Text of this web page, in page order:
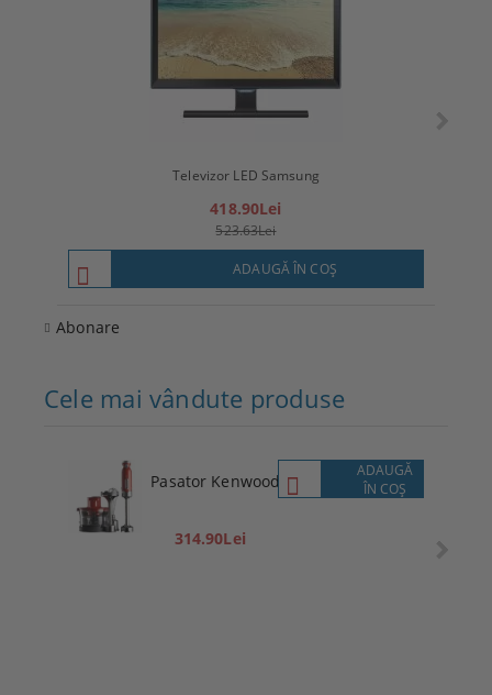
Televizor LED Samsung
418.90Lei
523.63Lei
ADAUGĂ ÎN COŞ
Abonare
Cele mai vândute produse
Pasator Kenwood
314.90Lei
ADAUGĂ
ÎN COŞ